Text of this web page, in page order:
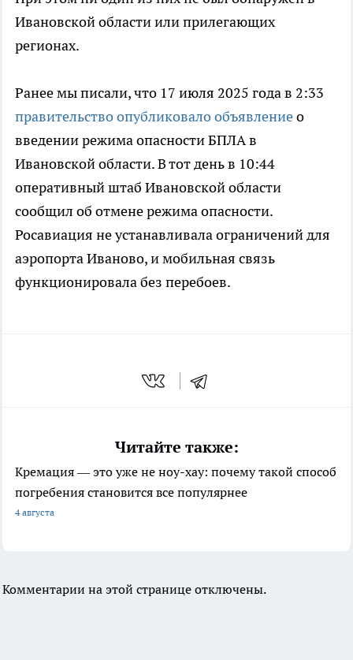
Ивановской области или прилегающих
регионах.
Ранее мы писали, что 17 июля 2025 года в 2:33
правительство опубликовало объявлениео
введении режима опасности БПЛА в
Ивановской области. В тот день в 10:44
оперативный штаб Ивановской области
сообщил об отмене режима опасности.
Росавиация не устанавливала ограничений для
аэропорта Иваново, и мобильная связь
функционировала без перебоев.
Читайте также:
Кремация — это уже не ноу-хау: почему такой способ
погребения становится все популярнее
4 августа
Комментарии на этой странице отключены.